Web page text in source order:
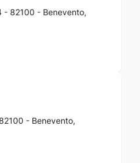
- 82100 - Benevento,
- Benevento,